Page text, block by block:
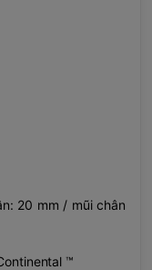
20 mm / mũi chân
™